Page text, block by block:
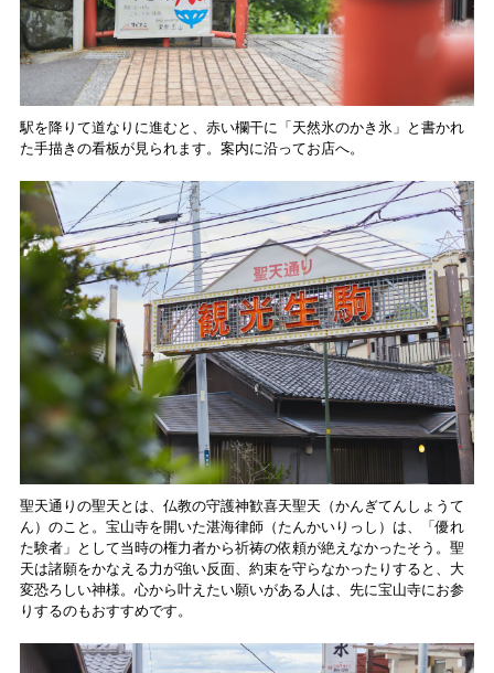
駅を降りて道なりに進むと、赤い欄干に「天然氷のかき氷」と書かれ
た手描きの看板が見られます。案内に沿ってお店へ。
聖天通りの聖天とは、仏教の守護神歓喜天聖天（かんぎてんしょうて
ん）のこと。宝山寺を開いた湛海律師（たんかいりっし）は、「優れ
た験者」として当時の権力者から祈祷の依頼が絶えなかったそう。聖
天は諸願をかなえる力が強い反面、約束を守らなかったりすると、大
変恐ろしい神様。心から叶えたい願いがある人は、先に宝山寺にお参
りするのもおすすめです。